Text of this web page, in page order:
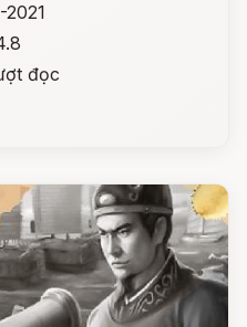
2021
đọc